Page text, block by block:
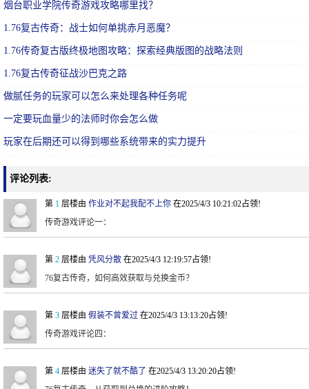
烟台职业学院传奇游戏攻略哪里找？
1.76复古传奇：战士如何单挑赤月恶魔？
1.76传奇复古版终极地图攻略：探索经典版图的战略法则
1.76复古传奇征战沙巴克之路
做腻任务的玩家可以怎么来处理各种任务呢
一定要玩血量少的法师时你会怎么做
玩家在后期还可以得到哪些系统带来的实力提升
评论列表:
第 1 层楼由 作业对不起我配不上你 在2025/4/3 10:21:02占领!
传奇游戏评论一：
第 2 层楼由 凭风分散 在2025/4/3 12:19:57占领!
76复古传奇，如何高效获取与兑换金币？
第 3 层楼由 假装不曾爱过 在2025/4/3 13:13:20占领!
传奇游戏评论四：
第 4 层楼由 迷失了就不酷了 在2025/4/3 13:20:20占领!